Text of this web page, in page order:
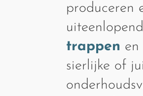
produceren
trappen en
sierlijke of